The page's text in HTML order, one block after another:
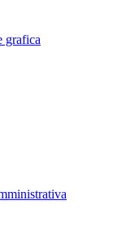
grafica